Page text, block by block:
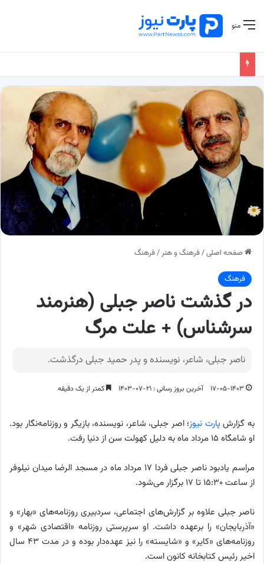
منو
صفحه اصلی/فرهنگ و هنر /فرهنگ
فرهنگ
در گذشت ناصر جبلی (هنرمند
سرشناس) + علت مرگ
ناصر جبلی، شاعر، نویسنده و پدر حمید جبلی درگذشت.
۱۷-۰۵-۱۴۰۳ آخرین بروز رسانی : ۲۱-۰۷-۱۴۰۳ کمتر از یک دقیقه
به گزارش پارت نیوز؛ اصر جبلی، شاعر، نویسنده، بازیگر و روزنامه‌نگار بود.
او شامگاه ۱۵ مرداد ماه به دلیل کهولت سن از دنیا رفت.
مراسم یادبود ناصر جبلی فردا ۱۷ مرداد ماه در مسجد الرضا میدان نیلوفر
از ساعت ۱۵:۳۰ تا ۱۷ برگزار می‌شود.
ناصر جبلی علاوه بر گزارش‌های اجتماعی، سردبیری روزنامه‌های «بهار» و
«آذربایجان» را برعهده داشت. او سرپرستی روزنامه «اقتصادی شهر» و
روزنامه‌های «کایر» و «شایسته» را نیز عهده‌دار بوده و در مدت ۴۳ سال
اخیر رئیس کتابخانه کانون است.